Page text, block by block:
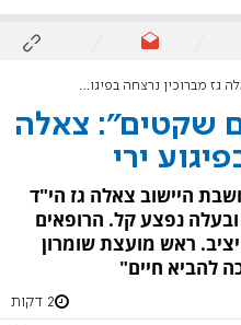
מברוכין נרצחה בפיגוע ירי
שקטים": צאלה
ירי
היישוב צאלה גז הי"ד
נפצע קל. הרופאים
ראש מועצת שומרון
להביא חיים"
2 דקות